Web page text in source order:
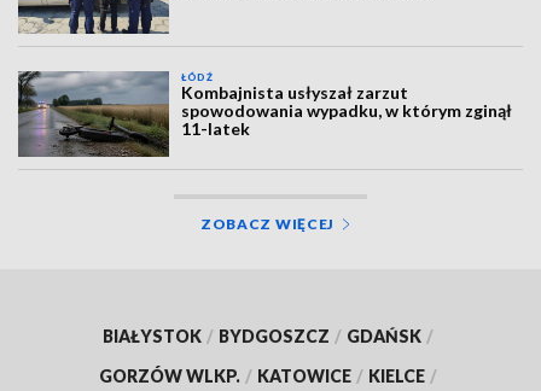
ŁÓDŹ
Kombajnista usłyszał zarzut
spowodowania wypadku, w którym zginął
11-latek
ZOBACZ WIĘCEJ
BIAŁYSTOK / BYDGOSZCZ / GDAŃSK /
GORZÓW WLKP. / KATOWICE / KIELCE /